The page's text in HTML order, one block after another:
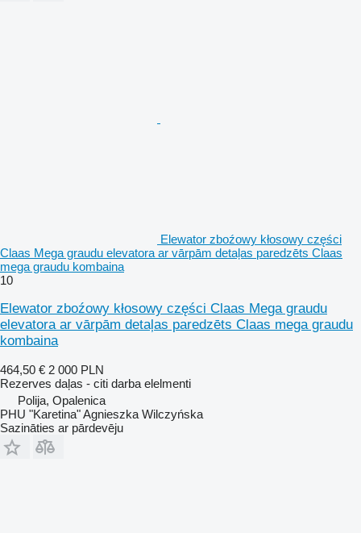
Elewator zboźowy kłosowy części
Claas Mega graudu elevatora ar vārpām detaļas paredzēts Claas
mega graudu kombaina
10
Elewator zboźowy kłosowy części Claas Mega graudu
elevatora ar vārpām detaļas paredzēts Claas mega graudu
kombaina
464,50 € 2 000 PLN
Rezerves daļas - citi darba elelmenti
Polija, Opalenica
PHU "Karetina" Agnieszka Wilczyńska
Sazināties ar pārdevēju